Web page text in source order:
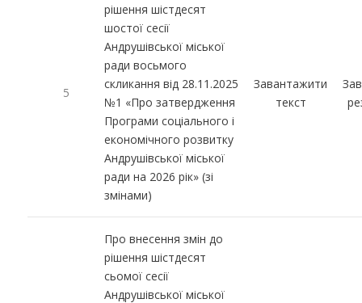
5
рішення шістдесят
шостої сесії
Андрушівської міської
ради восьмого
скликання від 28.11.2025
№1 «Про затвердження
Програми соціального і
економічного розвитку
Андрушівської міської
ради на 2026 рік» (зі
змінами)
Завантажити
текст
Про внесення змін до
рішення шістдесят
сьомої сесії
Андрушівської міської